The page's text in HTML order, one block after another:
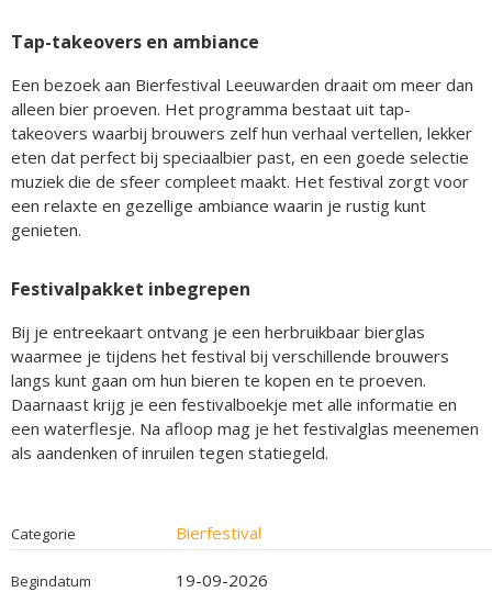
Tap-takeovers en ambiance
Een bezoek aan Bierfestival Leeuwarden draait om meer dan
alleen bier proeven. Het programma bestaat uit tap-
takeovers waarbij brouwers zelf hun verhaal vertellen, lekker
eten dat perfect bij speciaalbier past, en een goede selectie
muziek die de sfeer compleet maakt. Het festival zorgt voor
een relaxte en gezellige ambiance waarin je rustig kunt
genieten.
Festivalpakket inbegrepen
Bij je entreekaart ontvang je een herbruikbaar bierglas
waarmee je tijdens het festival bij verschillende brouwers
langs kunt gaan om hun bieren te kopen en te proeven.
Daarnaast krijg je een festivalboekje met alle informatie en
een waterflesje. Na afloop mag je het festivalglas meenemen
als aandenken of inruilen tegen statiegeld.
Categorie Bierfestival
Begindatum 19-09-2026